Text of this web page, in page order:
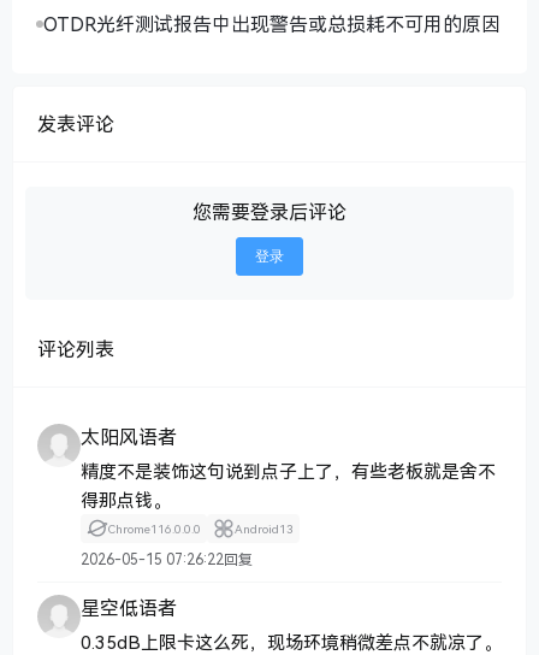
OTDR光纤测试报告中出现警告或总损耗不可用的原因
发表评论
您需要登录后评论
登录
评论列表
太阳风语者
精度不是装饰这句说到点子上了，有些老板就是舍不
得那点钱。
Chrome116.0.0.0 Android13
2026-05-15 07:26:22回复
星空低语者
0.35dB上限卡这么死，现场环境稍微差点不就凉了。